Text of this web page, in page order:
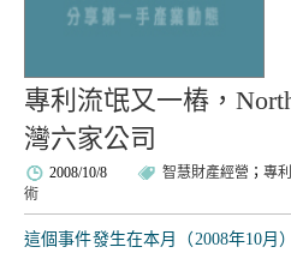
專利流氓又一樁，
灣六家公司
2008/10/8 智慧財產經營 ；專
術
這個事件發生在本月（2008年10月